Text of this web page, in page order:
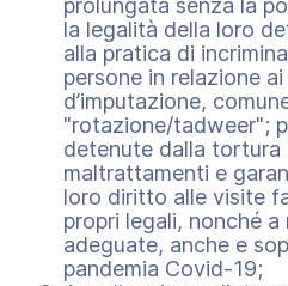
prolungata senza la
la legalità della loro
alla pratica di
persone in relazione
d’imputazione,
"rotazione/tadweer";
detenute dalla tortura
maltrattamenti e
loro diritto alle visite
propri legali, nonché
adeguate, anche e
pandemia Covid-19;